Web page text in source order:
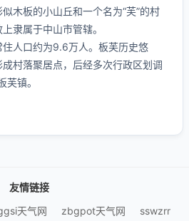
木板的小山丘和一个名为“芙”的村
隶属于中山市管辖。
人口约为9.6万人。板芙历史悠
村落聚居点，后经多次行政区划调
镇。
友情链接
天气网 zbgpot天气网 sswzrr